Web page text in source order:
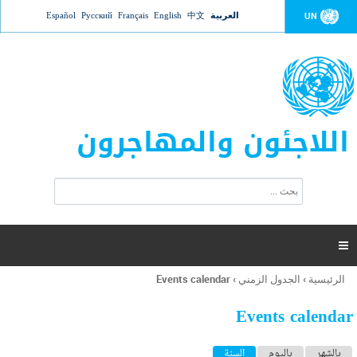
Jump to navigation UN العربية 中文
English
Français
Русский
Español
اللاجئون والمهاجرون
ت
ر
ل
ح
ب

أنت
هنا
الرئيسية › الجدول الزمني ›
Events calendar
Events calendar